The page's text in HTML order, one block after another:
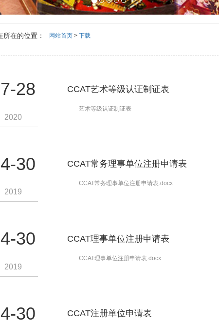
所在的位置： 网站首页> 下载
28
2020
CCAT艺术等级认证制证表
艺术等级认证制证表
30
2019
CCAT常务理事单位注册申请表
CCAT常务理事单位注册申请表.docx
30
2019
CCAT理事单位注册申请表
CCAT理事单位注册申请表.docx
30 CCAT注册单位申请表